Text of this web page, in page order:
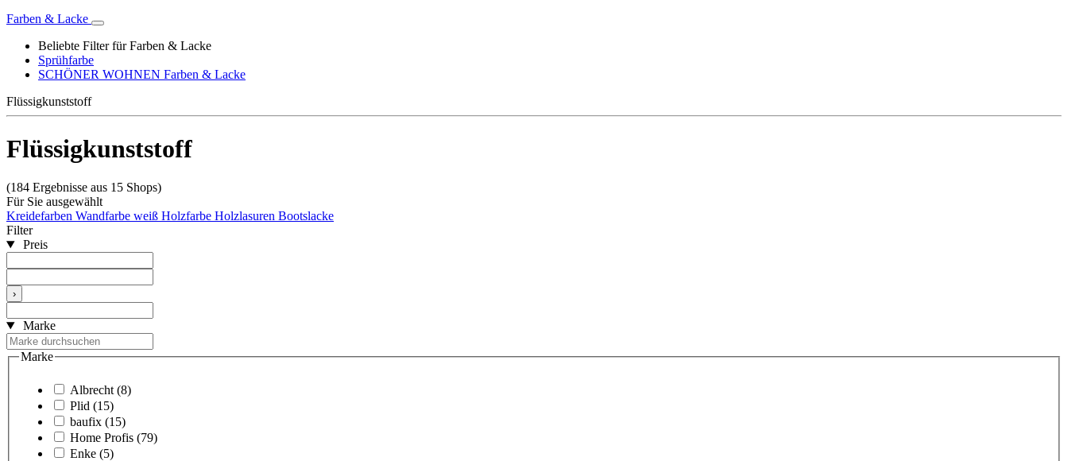
Farben & Lacke
Beliebte Filter für Farben & Lacke
Sprühfarbe
SCHÖNER WOHNEN Farben & Lacke
Flüssigkunststoff
Flüssigkunststoff
(184 Ergebnisse aus 15 Shops)
Für Sie ausgewählt
Kreidefarben Wandfarbe weiß Holzfarbe Holzlasuren Bootslacke
Filter
Preis
›
Marke
Marke
Albrecht (8)
Plid (15)
baufix (15)
Home Profis (79)
Enke (5)